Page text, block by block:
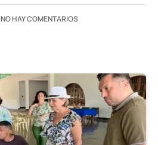
NO HAY COMENTARIOS